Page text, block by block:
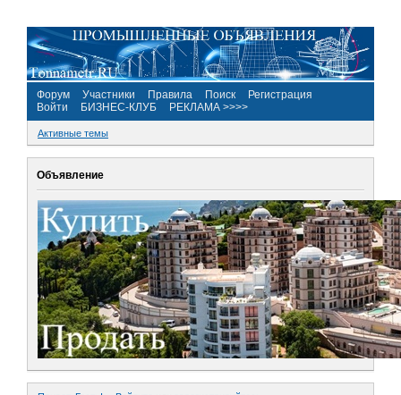
Форум Участники Правила Поиск
Регистрация
Войти
БИЗНЕС-КЛУБ РЕКЛАМА >>>>
Активные темы
Объявление